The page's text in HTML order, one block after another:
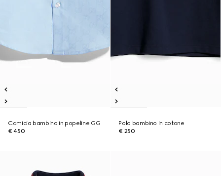
Camicia bambino in popeline GG
€ 450
Polo bambino in cotone
€ 250